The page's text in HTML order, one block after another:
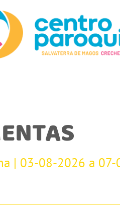
| 03-08-2026 a